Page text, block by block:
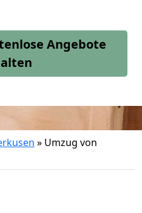
Angebote
» Umzug von